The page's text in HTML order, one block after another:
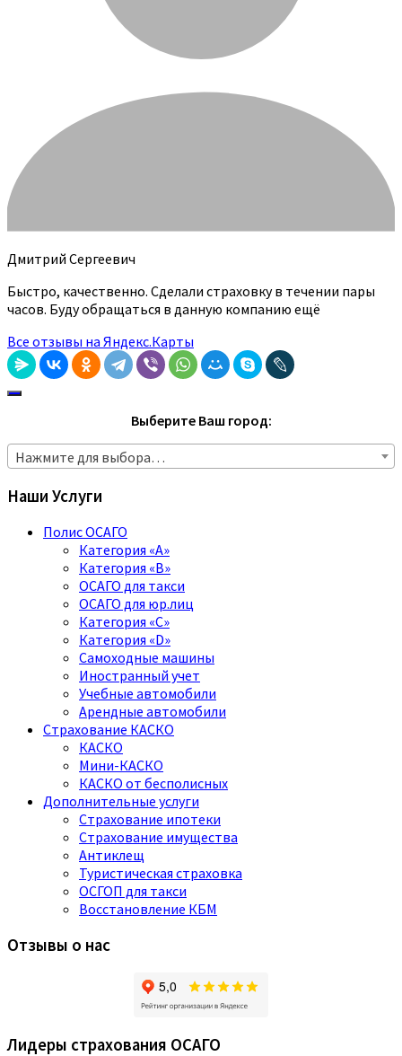
Дмитрий Сергеевич
Быстро, качественно. Сделали страховку в течении пары
часов. Буду обращаться в данную компанию ещё
Все отзывы на Яндекс.Карты
Выберите Ваш город:
Нажмите для выбора…
Наши Услуги
Полис ОСАГО
Категория «A»
Категория «B»
ОСАГО для такси
ОСАГО для юр.лиц
Категория «C»
Категория «D»
Самоходные машины
Иностранный учет
Учебные автомобили
Арендные автомобили
Страхование КАСКО
КАСКО
Мини-КАСКО
КАСКО от бесполисных
Дополнительные услуги
Страхование ипотеки
Страхование имущества
Антиклещ
Туристическая страховка
ОСГОП для такси
Восстановление КБМ
Отзывы о нас
Лидеры страхования ОСАГО